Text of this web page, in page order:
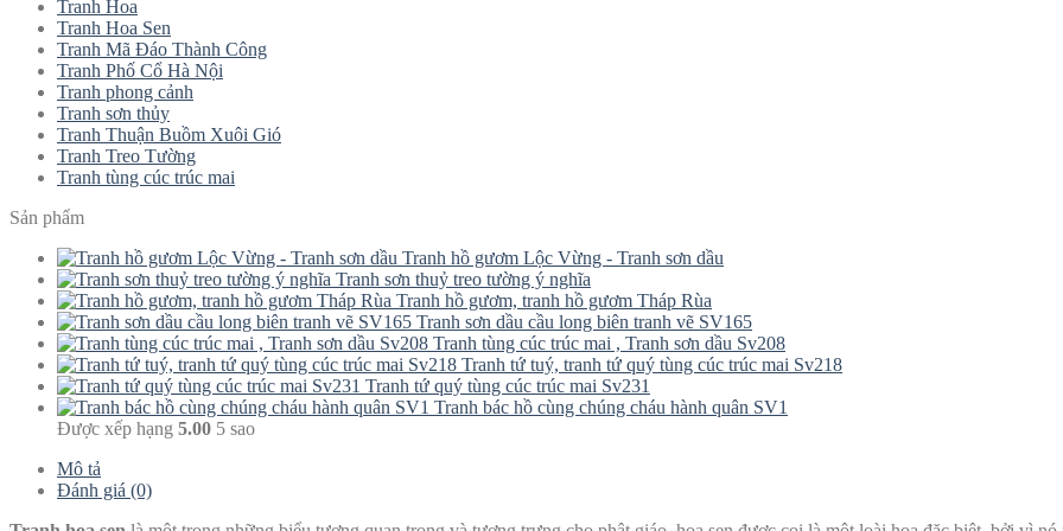
Tranh Hoa
Tranh Hoa Sen
Tranh Mã Đáo Thành Công
Tranh Phố Cổ Hà Nội
Tranh phong cảnh
Tranh sơn thủy
Tranh Thuận Buồm Xuôi Gió
Tranh Treo Tường
Tranh tùng cúc trúc mai
Sản phẩm
Tranh hồ gươm Lộc Vừng - Tranh sơn dầu
Tranh sơn thuỷ treo tường ý nghĩa
Tranh hồ gươm, tranh hồ gươm Tháp Rùa
Tranh sơn dầu cầu long biên tranh vẽ SV165
Tranh tùng cúc trúc mai , Tranh sơn dầu Sv208
Tranh tứ tuý, tranh tứ quý tùng cúc trúc mai Sv218
Tranh tứ quý tùng cúc trúc mai Sv231
Tranh bác hồ cùng chúng cháu hành quân SV1
Được xếp hạng 5.00 5 sao
Mô tả
Đánh giá (0)